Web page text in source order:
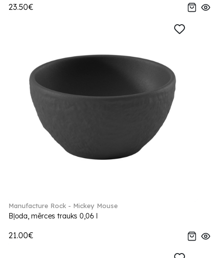
23.50€
Manufacture Rock - Mickey Mouse
Bļoda, mērces trauks 0,06 l
21.00€